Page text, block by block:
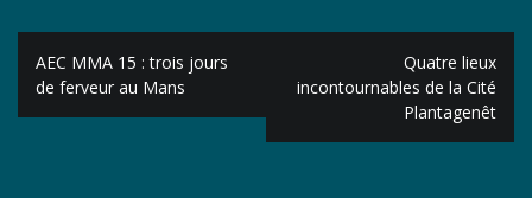
Navigation
de
l’article
AEC MMA 15 : trois jours
de ferveur au Mans
Quatre lieux
incontournables de la Cité
Plantagenêt